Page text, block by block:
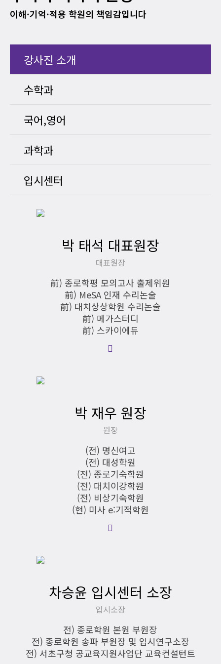
이해·기억·적용 학원의 책임감입니다
강사진 소개
수학과
국어,영어
과학과
입시센터
박 태석 대표원장
대표원장
前) 종로학평 모의고사 출제위원
前) MeSA 인재 수리논술
前) 대치상상학원 수리논술
前) 메가스터디
前) 스카이에듀
박 재우 원장
원장
(전) 명신여고
(전) 대성학원
(전) 종로기숙학원
(전) 대치이강학원
(전) 비상기숙학원
(현) 미사 e:기적학원
차승윤 입시센터 소장
입시소장
전) 종로학원 본원 부원장
전) 종로학원 송파 부원장 및 입시연구소장
전) 서초구청 공교육지원사업단 교육컨설턴트